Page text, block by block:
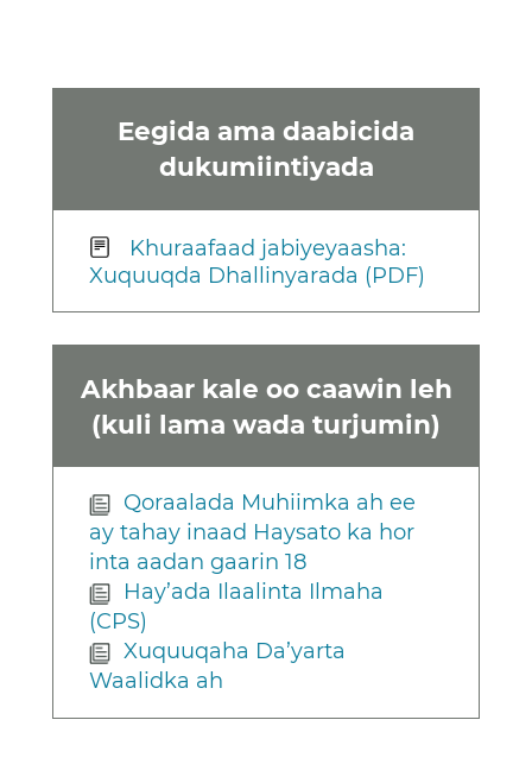
Eegida ama daabicida
dukumiintiyada
Khuraafaad jabiyeyaasha:
Xuquuqda Dhallinyarada (PDF)
Akhbaar kale oo caawin leh
(kuli lama wada turjumin)
Qoraalada Muhiimka ah ee
ay tahay inaad Haysato ka hor
inta aadan gaarin 18
Hay’ada Ilaalinta Ilmaha
(CPS)
Xuquuqaha Da’yarta
Waalidka ah